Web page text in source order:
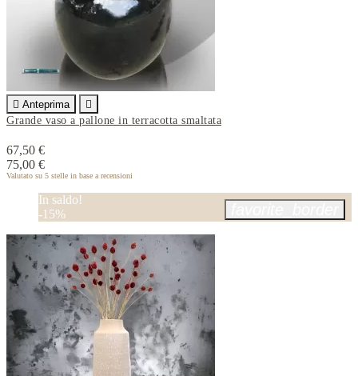
 Anteprima

Grande vaso a pallone in terracotta smaltata
67,50 €
75,00 €
Valutato su 5 stelle in base a recensioni
In saldo!
-15%